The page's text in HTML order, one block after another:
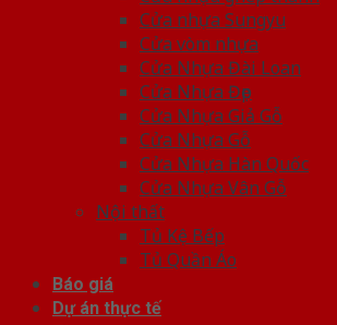
Cửa nhựa Sungyu
Cửa vòm nhựa
Cửa Nhựa Đài Loan
Cửa Nhựa Đẹp
Cửa Nhựa Giả Gỗ
Cửa Nhựa Gỗ
Cửa Nhựa Hàn Quốc
Cửa Nhựa Vân Gỗ
Nội thất
Tủ Kệ Bếp
Tủ Quần Áo
Báo giá
Dự án thực tế